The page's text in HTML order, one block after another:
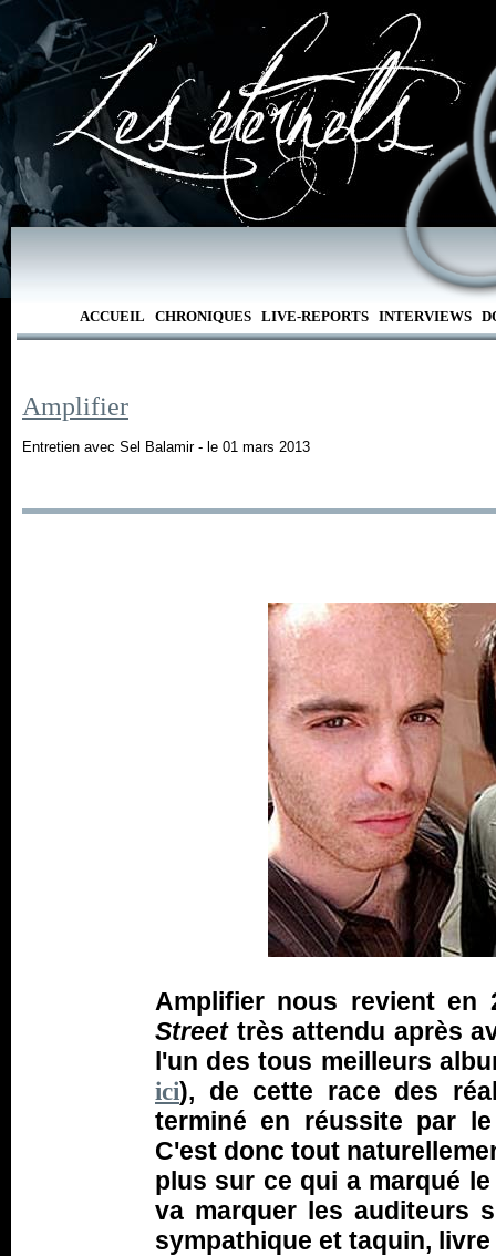
ACCUEIL CHRONIQUES LIVE-REPORTS INTERVIEWS
Amplifier
Entretien avec Sel Balamir - le 01 mars 2013
Amplifier nous revient
Streettrès attendu après
l'un des tous meilleurs
ici), de cette race des
terminé en réussite par
C'est donc tout
plus sur ce qui a marqué
va marquer les auditeurs
sympathique et taquin,